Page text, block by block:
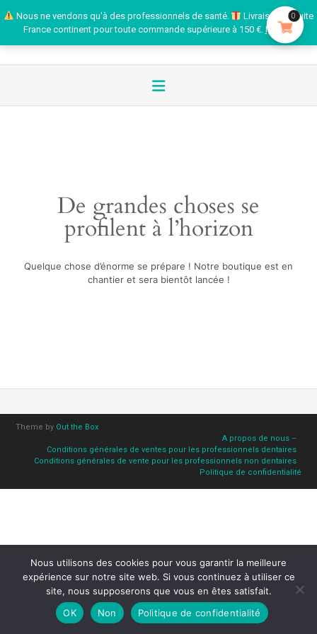
Nous ne vendons qu'à des professionnels de santé.
Livraison gratuite
France continent pour toute commande supérieure à 150 €. Ignorer
De grandes choses se
profilent à l’horizon
Quelque chose d’énorme se prépare ! Notre boutique est en
chantier et sera bientôt lancée !
Theme by Out the Box
A propos de nous –
Conditions générales de ventes pour les professionnels dentaires
Conditions générales de vente pour les professionnels non dentaires
Politique de confidentialité
0
Nous utilisons des cookies pour vous garantir la meilleure
expérience sur notre site web. Si vous continuez à utiliser ce
site, nous supposerons que vous en êtes satisfait.
OK
Non Politique de confidentialité